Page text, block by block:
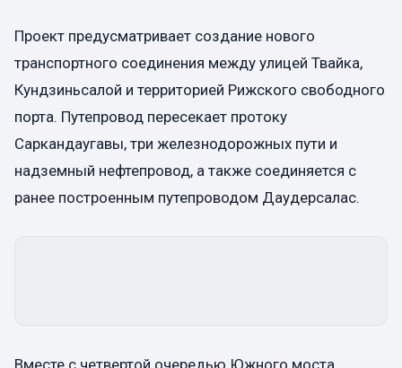
Проект предусматривает создание нового
транспортного соединения между улицей Твайка,
Кундзиньсалой и территорией Рижского свободного
порта. Путепровод пересекает протоку
Саркандаугавы, три железнодорожных пути и
надземный нефтепровод, а также соединяется с
ранее построенным путепроводом Даудерсалас.
Вместе с четвертой очередью Южного моста,